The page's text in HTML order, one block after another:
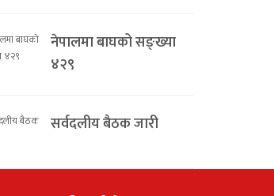
नेपालमा बाघको सङ्ख्या
४२९
सर्वदलीय बैठक जारी